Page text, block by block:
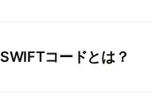
SWIFTコードとは？